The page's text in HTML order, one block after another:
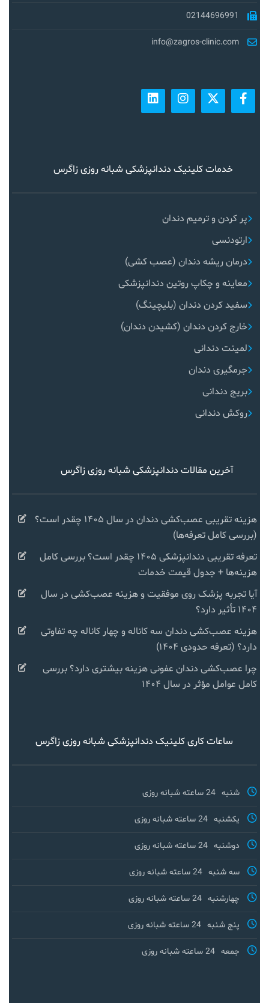
02144696991
info@zagros-clinic.com
خدمات کلینیک دندانپزشکی شبانه روزی زاگرس
پر کردن و ترمیم دندان
ارتودنسی
درمان ریشه دندان (عصب کشی)
معاینه و چکاپ روتین دندانپزشکی
سفید کردن دندان (بلیچینگ)
خارج کردن دندان (کشیدن دندان)
لمینت دندانی
جرمگیری دندان
بریج دندانی
روکش دندانی
آخرین مقالات دندانپزشکی شبانه روزی زاگرس
هزینه تقریبی عصب‌کشی دندان در سال ۱۴۰۵ چقدر است؟
(بررسی کامل تعرفه‌ها)
تعرفه تقریبی دندانپزشکی ۱۴۰۵ چقدر است؟ بررسی کامل
هزینه‌ها + جدول قیمت خدمات
آیا تجربه پزشک روی موفقیت و هزینه عصب‌کشی در سال
۱۴۰۴ تأثیر دارد؟
هزینه عصب‌کشی دندان سه کاناله و چهار کاناله چه تفاوتی
دارد؟ (تعرفه حدودی ۱۴۰۴)
چرا عصب‌کشی دندان عفونی هزینه بیشتری دارد؟ بررسی
کامل عوامل مؤثر در سال ۱۴۰۴
ساعات کاری کلینیک دندانپزشکی شبانه روزی زاگرس
شنبه 24 ساعته شبانه روزی
یکشنبه 24 ساعته شبانه روزی
دوشنبه 24 ساعته شبانه روزی
سه شنبه 24 ساعته شبانه روزی
چهارشنبه 24 ساعته شبانه روزی
پنج شنبه 24 ساعته شبانه روزی
جمعه 24 ساعته شبانه روزی